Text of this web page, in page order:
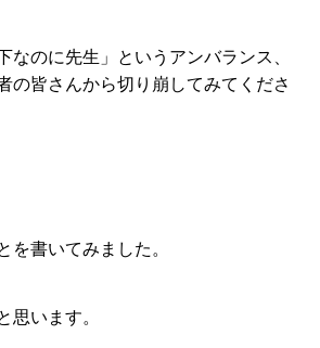
なのに先生」というアンバランス、
の皆さんから切り崩してみてくださ
を書いてみました。
思います。